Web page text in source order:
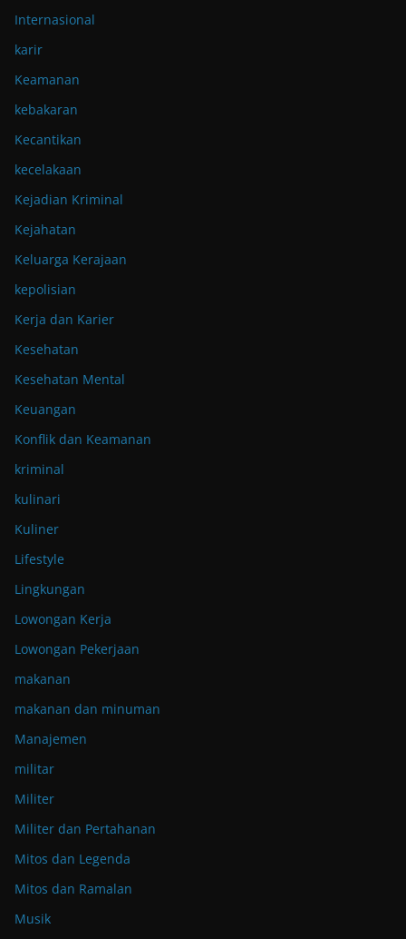
Internasional
karir
Keamanan
kebakaran
Kecantikan
kecelakaan
Kejadian Kriminal
Kejahatan
Keluarga Kerajaan
kepolisian
Kerja dan Karier
Kesehatan
Kesehatan Mental
Keuangan
Konflik dan Keamanan
kriminal
kulinari
Kuliner
Lifestyle
Lingkungan
Lowongan Kerja
Lowongan Pekerjaan
makanan
makanan dan minuman
Manajemen
militar
Militer
Militer dan Pertahanan
Mitos dan Legenda
Mitos dan Ramalan
Musik